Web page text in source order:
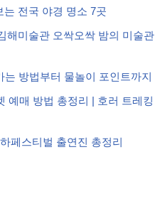
전국 야경 명소 7곳
해미술관 오싹오싹 밤의 미술관
방법부터 물놀이 포인트까지
예매 방법 총정리 | 호러 트레킹
페스티벌 출연진 총정리